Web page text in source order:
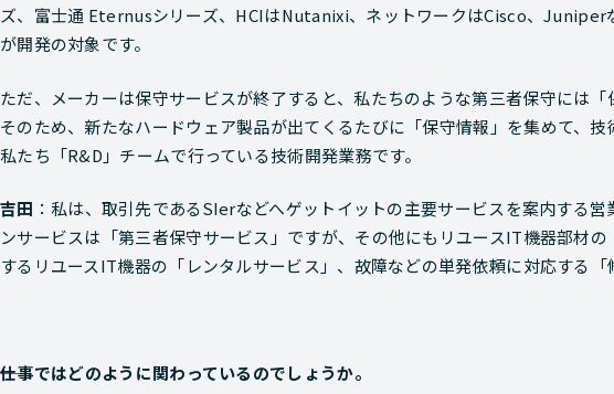
ズ、富士通 Eternusシリーズ、HCIはNutanixi、ネットワークはCisco、Juniper
が開発の対象です。
ただ、メーカーは保守サービスが終了すると、私たちのような第三者保守には「
そのため、新たなハードウェア製品が出てくるたびに「保守情報」を集めて、
私たち「R&D」チームで行っている技術開発業務です。
吉田 ：私は、取引先であるSIerなどへゲットイットの主要サービスを案内する
ンサービスは「第三者保守サービス」ですが、その他にもリユースIT機器部材
するリユースIT機器の「レンタルサービス」、故障などの単発依頼に対応する「
――仕事ではどのように関わっているのでしょうか。